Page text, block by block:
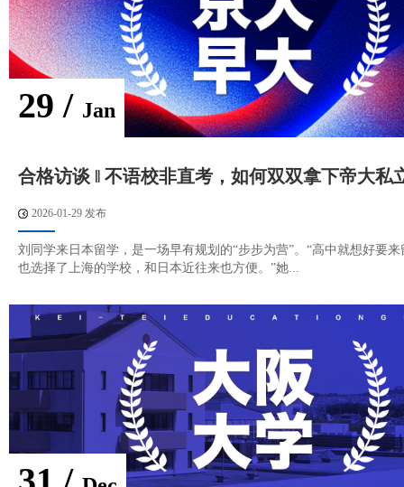
29 / Jan
合格访谈 ‖ 不语校非直考，如何双双拿下帝大私
2026-01-29 发布
刘同学来日本留学，是一场早有规划的“步步为营”。“高中就想好要
也选择了上海的学校，和日本近往来也方便。”她...